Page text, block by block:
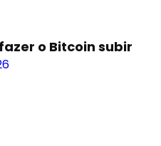
o Bitcoin subir